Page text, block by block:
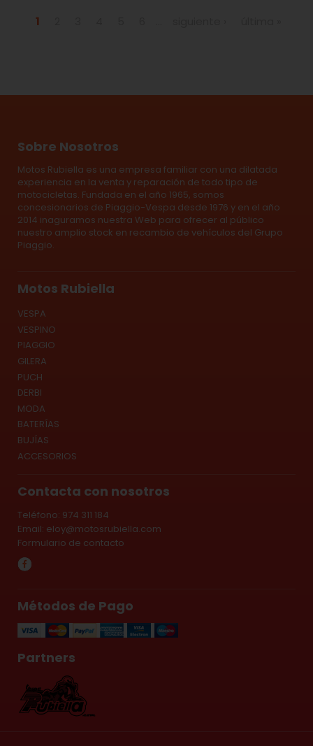
1
Sobre Nosotros
Motos Rubiella es una empresa familiar con una dilatada
experiencia en la venta y reparación de todo tipo de
motocicletas. Fundada en el año 1965, somos
concesionarios de Piaggio-Vespa desde 1976 y en el año
2014 inaguramos nuestra Web para ofrecer al público
nuestro amplio stock en recambio de vehículos del Grupo
Piaggio.
Motos Rubiella
VESPA
VESPINO
PIAGGIO
GILERA
PUCH
DERBI
MODA
BATERÍAS
BUJÍAS
ACCESORIOS
Contacta con nosotros
Teléfono: 974 311 184
Email: eloy@motosrubiella.com
Formulario de contacto
Métodos de Pago
Partners